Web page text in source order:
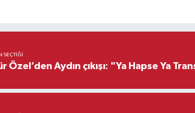
SEÇTIĞI
Özel’den Aydın çıkışı: "Ya Hapse Ya